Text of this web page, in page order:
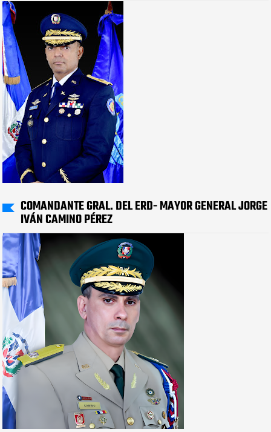
COMANDANTE GRAL. DEL ERD- MAYOR GENERAL JORGE
IVÁN CAMINO PÉREZ